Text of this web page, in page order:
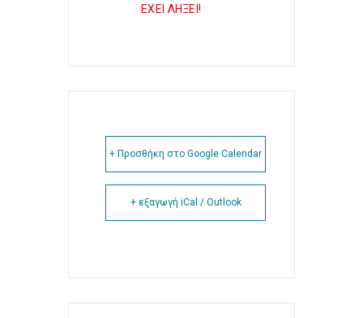
ΕΧΕΙ ΛΗΞΕΙ!
+ Προσθήκη στο Google Calendar
+ εξαγωγή iCal / Outlook